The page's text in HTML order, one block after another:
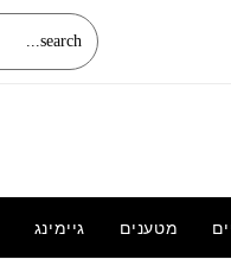
מטענים גיימינג